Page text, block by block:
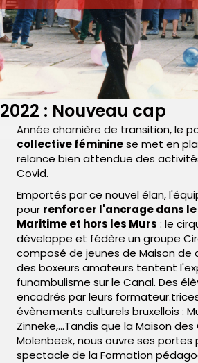
2022 : Nouveau cap
Année charnière de transition, le
collective fémininese met en
relance bien attendue des
Covid.
Emportés par ce nouvel élan,
pour renforcer l'ancrage dans
Maritime et hors les Murs : le
développe et fédère un groupe
composé de jeunes de Maison de
des boxeurs amateurs tentent
funambulisme sur le Canal. Des
encadrés par leurs
évènements culturels bruxellois :
Zinneke,...Tandis que la Maison
Molenbeek, nous ouvre ses portes
spectacle de la Formation